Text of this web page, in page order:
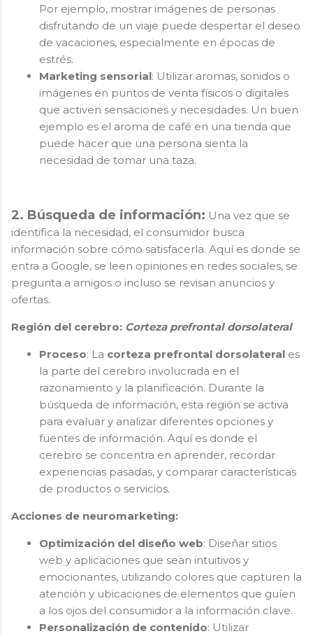
Por ejemplo, mostrar imágenes de personas
disfrutando de un viaje puede despertar el deseo
de vacaciones, especialmente en épocas de
estrés.
Marketing sensorial: Utilizar aromas, sonidos o
imágenes en puntos de venta físicos o digitales
que activen sensaciones y necesidades. Un buen
ejemplo es el aroma de café en una tienda que
puede hacer que una persona sienta la
necesidad de tomar una taza.
2. Búsqueda de información: Una vez que se
identifica la necesidad, el consumidor busca
información sobre cómo satisfacerla. Aquí es donde se
entra a Google, se leen opiniones en redes sociales, se
pregunta a amigos o incluso se revisan anuncios y
ofertas.
Región del cerebro: Corteza prefrontal dorsolateral
Proceso: La corteza prefrontal dorsolateral es
la parte del cerebro involucrada en el
razonamiento y la planificación. Durante la
búsqueda de información, esta región se activa
para evaluar y analizar diferentes opciones y
fuentes de información. Aquí es donde el
cerebro se concentra en aprender, recordar
experiencias pasadas, y comparar características
de productos o servicios.
Acciones de neuromarketing:
Optimización del diseño web: Diseñar sitios
web y aplicaciones que sean intuitivos y
emocionantes, utilizando colores que capturen la
atención y ubicaciones de elementos que guíen
a los ojos del consumidor a la información clave.
Personalización de contenido: Utilizar